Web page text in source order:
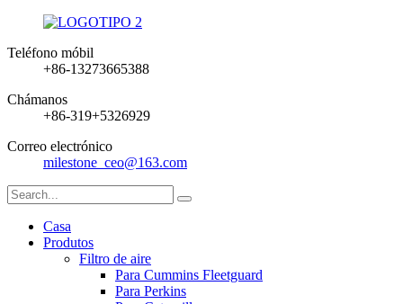
Teléfono móbil
+86-13273665388
Chámanos
+86-319+5326929
Correo electrónico
milestone_ceo@163.com
Casa
Produtos
Filtro de aire
Para Cummins Fleetguard
Para Perkins